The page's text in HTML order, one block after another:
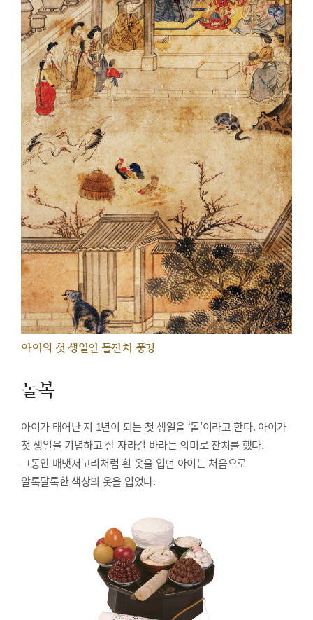
아이의 첫 생일인 돌잔치 풍경
돌복
아이가 태어난 지 1년이 되는 첫 생일을 ‘돌’이라고 한다. 아이가
첫 생일을 기념하고 잘 자라길 바라는 의미로 잔치를 했다.
그동안 배냇저고리처럼 흰 옷을 입던 아이는 처음으로
알록달록한 색상의 옷을 입었다.